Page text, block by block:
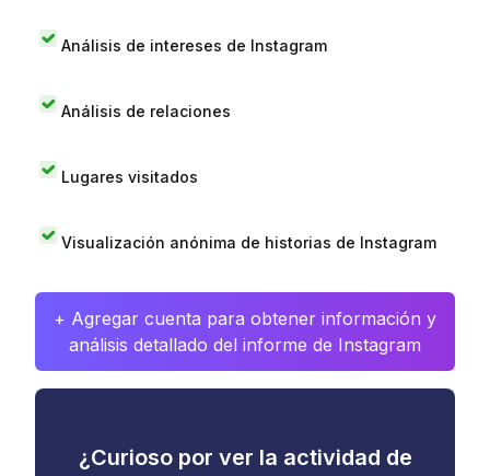
Análisis de intereses de Instagram
Análisis de relaciones
Lugares visitados
Visualización anónima de historias de Instagram
+ Agregar cuenta para obtener información y
análisis detallado del informe de Instagram
¿Curioso por ver la actividad de